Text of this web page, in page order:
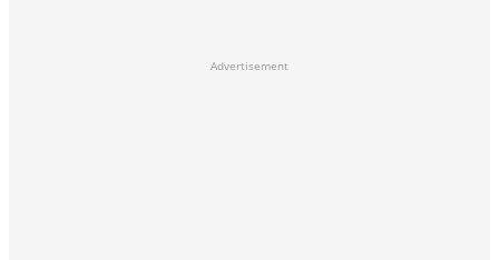
Advertisement